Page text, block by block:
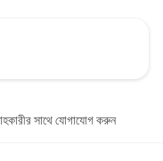
সাথে যোগাযোগ করুন